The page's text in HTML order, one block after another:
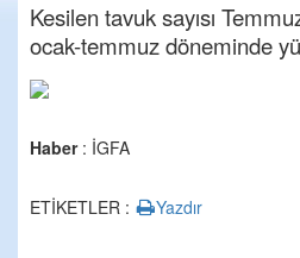
Kesilen tavuk sayısı
ocak-temmuz döneminde
Haber: İGFA
ETİKETLER : Yazdır